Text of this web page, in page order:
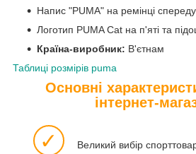
Напис "PUMA" на ремінці спереду
Логотип PUMA Cat на п'яті та
Країна-виробник: В'єтнам
Таблиці розмірів puma
Основні
інтернет-
✓ Великий вибір